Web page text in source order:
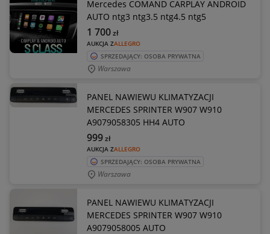
Mercedes COMAND CARPLAY ANDROID
AUTO ntg3 ntg3.5 ntg4.5 ntg5
AUKCJA ZALLEGRO
1 700zł
SPRZEDAJĄCY: OSOBA PRYWATNA
Warszawa
PANEL NAWIEWU KLIMATYZACJI
MERCEDES SPRINTER W907 W910
A9079058305 HH4 AUTO
AUKCJA ZALLEGRO
999zł
SPRZEDAJĄCY: OSOBA PRYWATNA
Warszawa
PANEL NAWIEWU KLIMATYZACJI
MERCEDES SPRINTER W907 W910
A9079058005 AUTO